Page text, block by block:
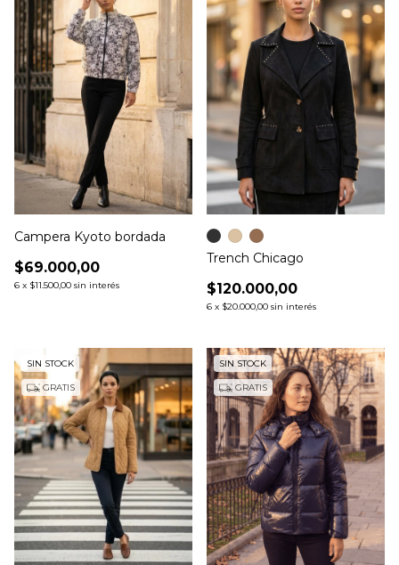
Campera Kyoto bordada
$69.000,00
6 x $11.500,00 sin interés
Trench Chicago
$120.000,00
6 x $20.000,00 sin interés
SIN STOCK
GRATIS
SIN STOCK
GRATIS